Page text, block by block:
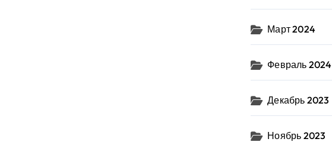
Март 2024
Февраль 2024
Декабрь 2023
Ноябрь 2023